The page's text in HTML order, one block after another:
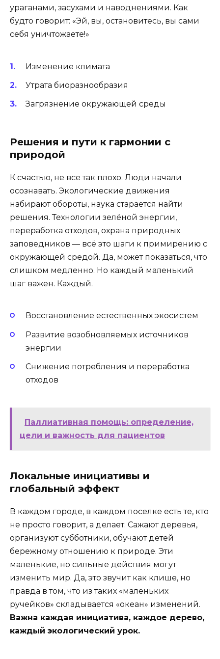
ураганами, засухами и наводнениями. Как
будто говорит: «Эй, вы, остановитесь, вы сами
себя уничтожаете!»
Изменение климата
Утрата биоразнообразия
Загрязнение окружающей среды
Решения и пути к гармонии с
природой
К счастью, не все так плохо. Люди начали
осознавать. Экологические движения
набирают обороты, наука старается найти
решения. Технологии зелёной энергии,
переработка отходов, охрана природных
заповедников — всё это шаги к примирению с
окружающей средой. Да, может показаться, что
слишком медленно. Но каждый маленький
шаг важен. Каждый.
Восстановление естественных экосистем
Развитие возобновляемых источников
энергии
Снижение потребления и переработка
отходов
Паллиативная помощь: определение,
цели и важность для пациентов
Локальные инициативы и
глобальный эффект
В каждом городе, в каждом поселке есть те, кто
не просто говорит, а делает. Сажают деревья,
организуют субботники, обучают детей
бережному отношению к природе. Эти
маленькие, но сильные действия могут
изменить мир. Да, это звучит как клише, но
правда в том, что из таких «маленьких
ручейков» складывается «океан» изменений.
Важна каждая инициатива, каждое дерево,
каждый экологический урок.